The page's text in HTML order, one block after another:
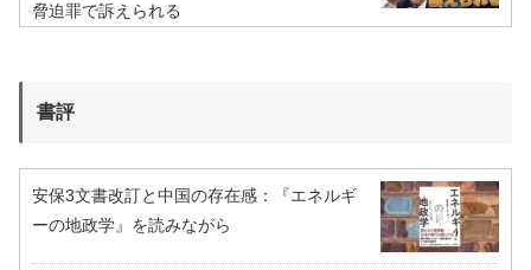
脅迫罪で訴えられる
書評
安保3文書改訂と中国の存在感：『エネルギ
ーの地政学』を読みながら